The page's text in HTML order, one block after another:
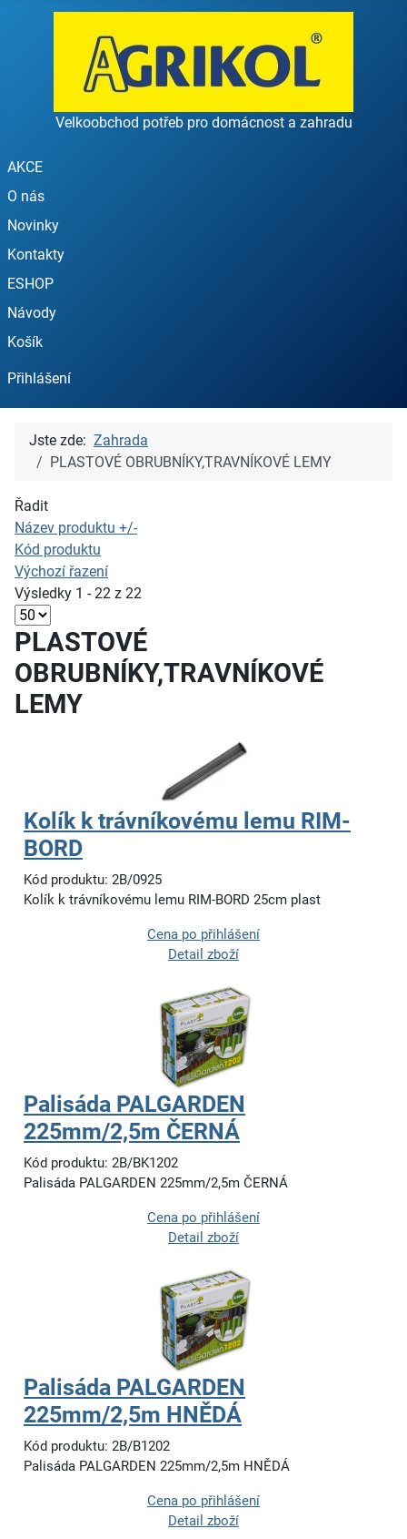
Velkoobchod potřeb pro domácnost a zahradu
AKCE
O nás
Novinky
Kontakty
ESHOP
Návody
Košík
Přihlášení
Jste zde: Zahrada
PLASTOVÉ OBRUBNÍKY,TRAVNÍKOVÉ LEMY
Řadit
Název produktu +/-
Kód produktu
Výchozí řazení
Výsledky 1 - 22 z 22
PLASTOVÉ
OBRUBNÍKY,TRAVNÍKOVÉ
LEMY
Kolík k trávníkovému lemu RIM-
BORD
Kód produktu: 2B/0925
Kolík k trávníkovému lemu RIM-BORD 25cm plast
Cena po přihlášení
Detail zboží
Palisáda PALGARDEN
225mm/2,5m ČERNÁ
Kód produktu: 2B/BK1202
Palisáda PALGARDEN 225mm/2,5m ČERNÁ
Cena po přihlášení
Detail zboží
Palisáda PALGARDEN
225mm/2,5m HNĚDÁ
Kód produktu: 2B/B1202
Palisáda PALGARDEN 225mm/2,5m HNĚDÁ
Cena po přihlášení
Detail zboží